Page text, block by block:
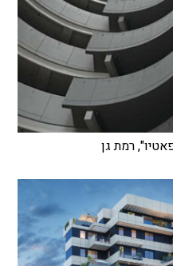
רמת גן